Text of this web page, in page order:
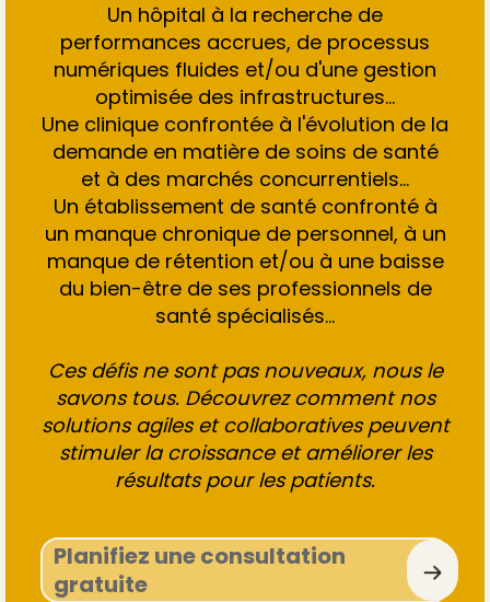
Un hôpital à la recherche de
performances accrues, de processus
numériques fluides et/ou d'une gestion
optimisée des infrastructures...
Une clinique confrontée à l'évolution de la
demande en matière de soins de santé
et à des marchés concurrentiels...
Un établissement de santé confronté à
un manque chronique de personnel, à un
manque de rétention et/ou à une baisse
du bien-être de ses professionnels de
santé spécialisés...
Ces défis ne sont pas nouveaux, nous le
savons tous. Découvrez comment nos
solutions agiles et collaboratives peuvent
stimuler la croissance et améliorer les
résultats pour les patients.
Planifiez une consultation
gratuite